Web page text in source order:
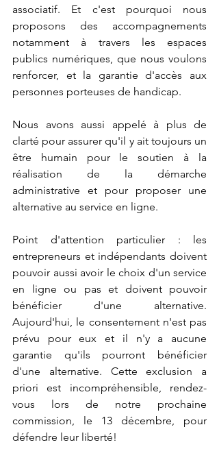
associatif. Et c'est pourquoi nous
proposons des accompagnements
notamment à travers les espaces
publics numériques, que nous voulons
renforcer, et la garantie d'accès aux
personnes porteuses de handicap.
Nous avons aussi appelé à plus de
clarté pour assurer qu'il y ait toujours un
être humain pour le soutien à la
réalisation de la démarche
administrative et pour proposer une
alternative au service en ligne.
Point d'attention particulier : les
entrepreneurs et indépendants doivent
pouvoir aussi avoir le choix d'un service
en ligne ou pas et doivent pouvoir
bénéficier d'une alternative.
Aujourd'hui, le consentement n'est pas
prévu pour eux et il n'y a aucune
garantie qu'ils pourront bénéficier
d'une alternative. Cette exclusion a
priori est incompréhensible, rendez-
vous lors de notre prochaine
commission, le 13 décembre, pour
défendre leur liberté!